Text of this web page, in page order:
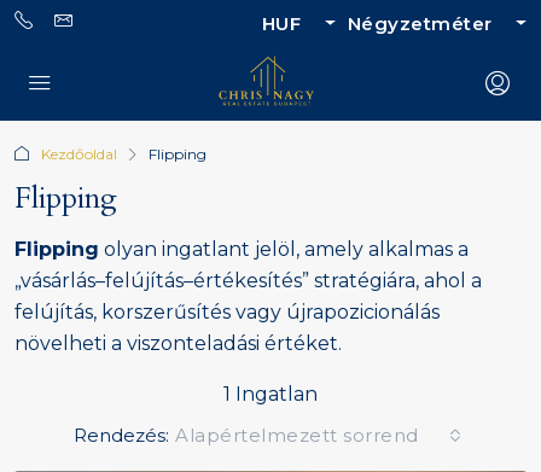
HUF Négyzetméter
Kezdőoldal Flipping
Flipping
Flipping olyan ingatlant jelöl, amely alkalmas a
„vásárlás–felújítás–értékesítés” stratégiára, ahol a
felújítás, korszerűsítés vagy újrapozicionálás
növelheti a viszonteladási értéket.
1 Ingatlan
Rendezés: Alapértelmezett sorrend